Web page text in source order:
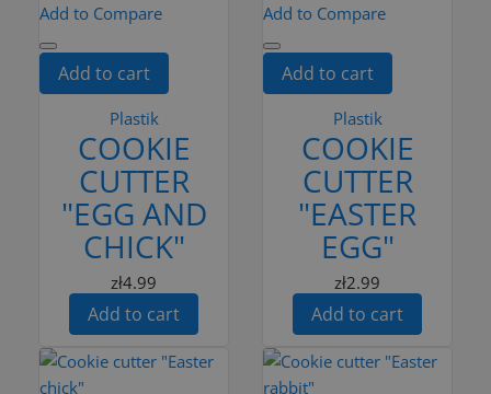
Add to Compare
Add to cart
Plastik
COOKIE
CUTTER
"EGG AND
CHICK"
zł4.99
Add to cart
Add to Compare
Add to cart
Plastik
COOKIE
CUTTER
"EASTER
EGG"
zł2.99
Add to cart